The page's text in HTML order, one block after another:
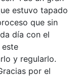
estuvo tapado
que sin
día con el
y regularlo.
por el